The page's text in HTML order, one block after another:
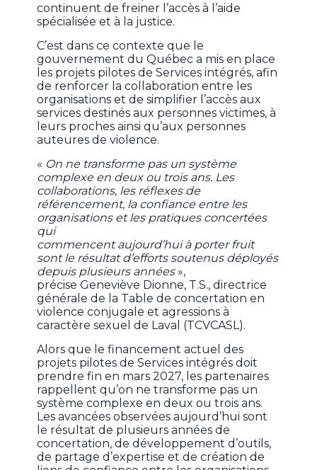
continuent de freiner l’accès à l’aide
spécialisée et à la justice.
C’est dans ce contexte que le
gouvernement du Québec a mis en place
les projets pilotes de Services intégrés, afin
de renforcer la collaboration entre les
organisations et de simplifier l’accès aux
services destinés aux personnes victimes, à
leurs proches ainsi qu’aux personnes
auteures de violence.
« On ne transforme pas un système
complexe en deux ou trois ans. Les
collaborations, les réflexes de
référencement, la confiance entre les
organisations et les pratiques concertées
qui
commencent aujourd’hui à porter fruit
sont le résultat d’efforts soutenus déployés
depuis plusieurs années»,
précise Geneviève Dionne, T.S., directrice
générale de la Table de concertation en
violence conjugale et agressions à
caractère sexuel de Laval (TCVCASL).
Alors que le financement actuel des
projets pilotes de Services intégrés doit
prendre fin en mars 2027, les partenaires
rappellent qu’on ne transforme pas un
système complexe en deux ou trois ans.
Les avancées observées aujourd’hui sont
le résultat de plusieurs années de
concertation, de développement d’outils,
de partage d’expertise et de création de